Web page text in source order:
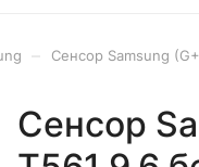
Сенсор Samsung
Сенсор